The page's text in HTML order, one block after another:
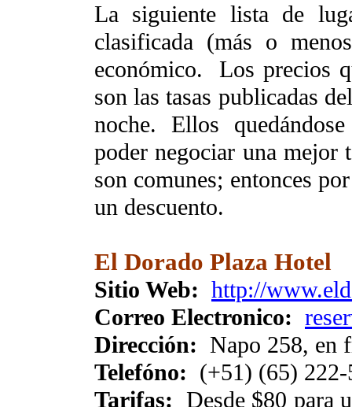
La siguiente lista de
clasificada (más o
económico. Los precios
son las tasas publicadas
noche. Ellos
poder negociar una mejor
son comunes; entonces
un descuento.
El Dorado Plaza Hotel
Sitio Web: http://
Correo Electronico:
Dirección: Napo 258, en
Telefóno: (+51) (65) 222-
Tarifas: Desde $80 para